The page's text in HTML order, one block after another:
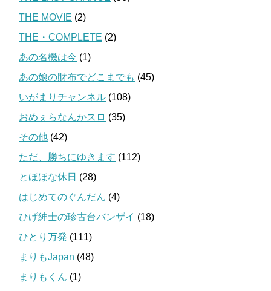
THE MOVIE (2)
THE・COMPLETE (2)
あの名機は今 (1)
あの娘の財布でどこまでも (45)
いがまりチャンネル (108)
おめぇらなんかスロ (35)
その他 (42)
ただ、勝ちにゆきます (112)
とほほな休日 (28)
はじめてのぐんだん (4)
ひげ紳士の珍古台バンザイ (18)
ひとり万発 (111)
まりもJapan (48)
まりもくん (1)